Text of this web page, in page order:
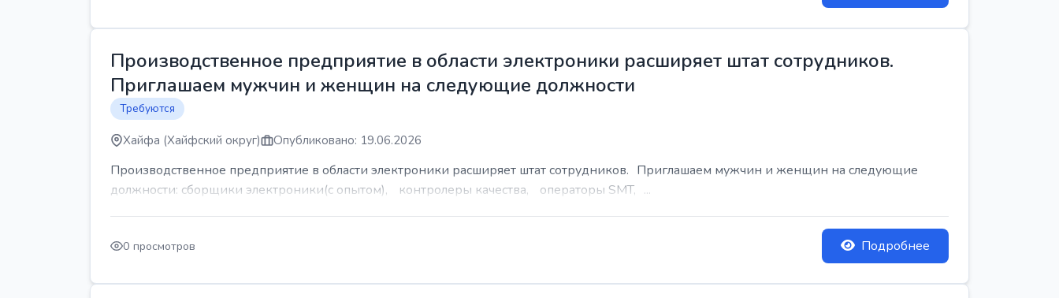
Производственное предприятие в области электроники расширяет штат сотрудников.
Приглашаем мужчин и женщин на следующие должности
Требуются
Хайфа (Хайфский округ) Опубликовано: 19.06.2026
Производственное предприятие в области электроники расширяет штат сотрудников. Приглашаем мужчин и женщин на следующие
должности: сборщики электроники(с опытом), контролеры качества, операторы SMT, ...
0 просмотров Подробнее